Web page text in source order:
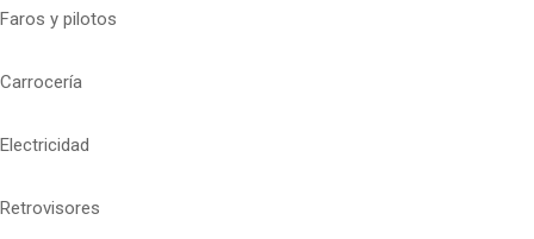
Faros y pilotos
Carrocería
Electricidad
Retrovisores